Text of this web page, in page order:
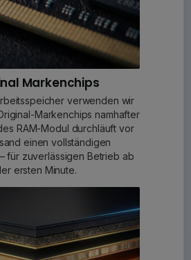
Markenchips
verwenden wir
Markenchips namhafter
RAM-Modul durchläuft vor
einen vollständigen
für zuverlässigen Betrieb ab
ersten Minute.